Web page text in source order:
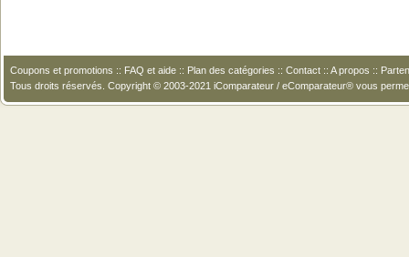
Coupons et promotions :: FAQ et aide :: Plan des catégories :: Contact :: A propos ::
Tous droits réservés. Copyright © 2003-2021 iComparateur / eComparateur® vous